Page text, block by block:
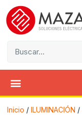
Inicio / ILUMINACIÓN /